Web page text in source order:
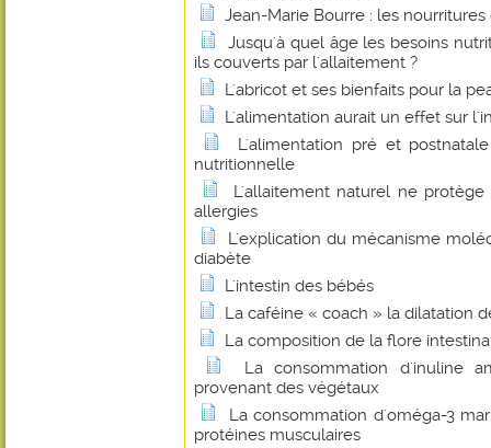
Jean-Marie Bourre : les
Jusqu'à quel âge les besoins
ils couverts par l'allaitement ?
L'abricot et ses bienfaits pour la
L'alimentation aurait un effet sur
L'alimentation pré et
nutritionnelle
L'allaitement naturel ne
allergies
L'explication du mécanisme
diabète
L'intestin des bébés
La caféine « coach » la dilatation
La composition de la flore
La consommation d'inuline
provenant des végétaux
La consommation d'oméga-3
protéines musculaires